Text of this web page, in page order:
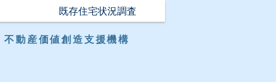
既存住宅状況調査
不動産価値創造支援機構